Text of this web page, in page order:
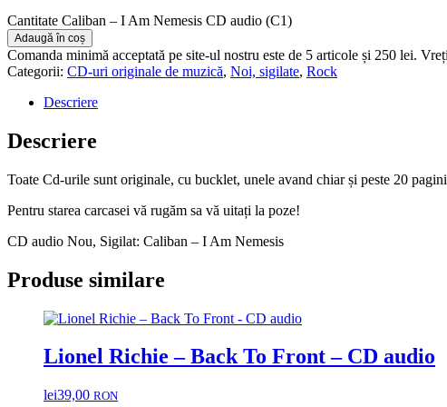
Cantitate Caliban – I Am Nemesis CD audio (C1)
Adaugă în coș
Comanda minimă acceptată pe site-ul nostru este de 5 articole și 250 lei.
Categorii: CD-uri originale de muzică, Noi, sigilate, Rock
Descriere
Descriere
Toate Cd-urile sunt originale, cu bucklet, unele avand chiar și peste 20
Pentru starea carcasei vă rugăm sa vă uitați la poze!
CD audio Nou, Sigilat: Caliban – I Am Nemesis
Produse similare
Lionel Richie – Back To Front – CD audio
lei39,00 RON